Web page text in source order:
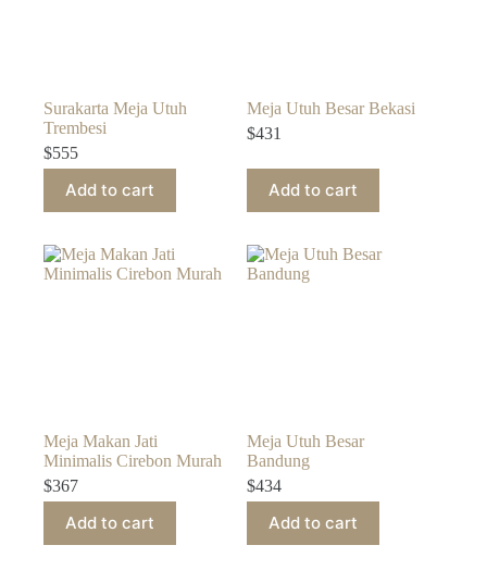
Surakarta Meja Utuh
Trembesi
$555
Add to cart
Meja Utuh Besar Bekasi
$431
Add to cart
Meja Makan Jati
Minimalis Cirebon Murah
$367
Add to cart
Meja Utuh Besar
Bandung
$434
Add to cart